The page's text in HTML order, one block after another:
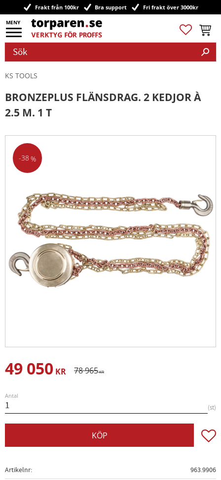
Meny
Frakt från 100kr Bra support Fri frakt över 3000kr
Favoriter
KS TOOLS
BRONZEPLUS FLÄNSDRAG. 2 KEDJOR À
2.5 M. 1 T
38 %
Nedsatt pris:
49 050 KR Ordinarie pris:
78 965KR
Antal
st
KÖP
Artikelnr 963.9906